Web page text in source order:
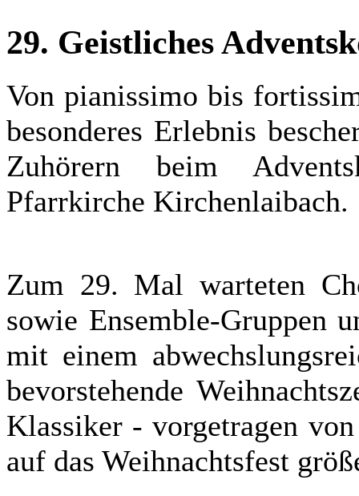
29. Geistliches
Von pianissimo bis
besonderes Erlebnis
Zuhörern beim
Pfarrkirche Kirchenlaibach.
Zum 29. Mal warteten
sowie Ensemble-Gruppen
mit einem
bevorstehende
Klassiker - vorgetragen
auf das Weihnachtsfest